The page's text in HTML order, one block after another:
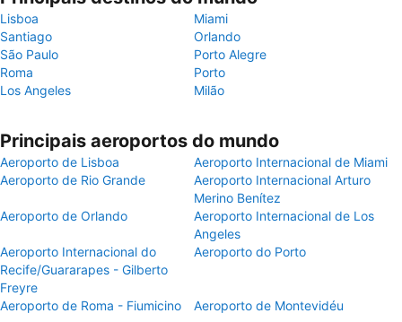
Lisboa
Miami
Santiago
Orlando
São Paulo
Porto Alegre
Roma
Porto
Los Angeles
Milão
Principais aeroportos do mundo
Aeroporto de Lisboa
Aeroporto Internacional de Miami
Aeroporto de Rio Grande
Aeroporto Internacional Arturo
Merino Benítez
Aeroporto de Orlando
Aeroporto Internacional de Los
Angeles
Aeroporto Internacional do
Recife/Guararapes - Gilberto
Freyre
Aeroporto do Porto
Aeroporto de Roma - Fiumicino Aeroporto de Montevidéu